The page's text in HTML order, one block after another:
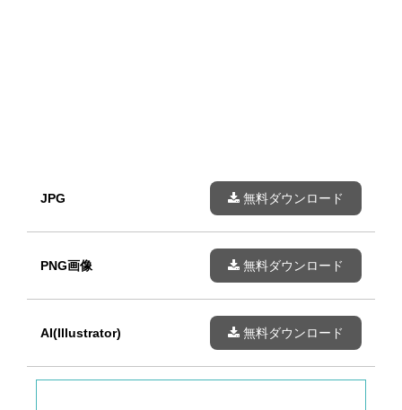
JPG 無料ダウンロード
PNG画像 無料ダウンロード
AI(Illustrator) 無料ダウンロード